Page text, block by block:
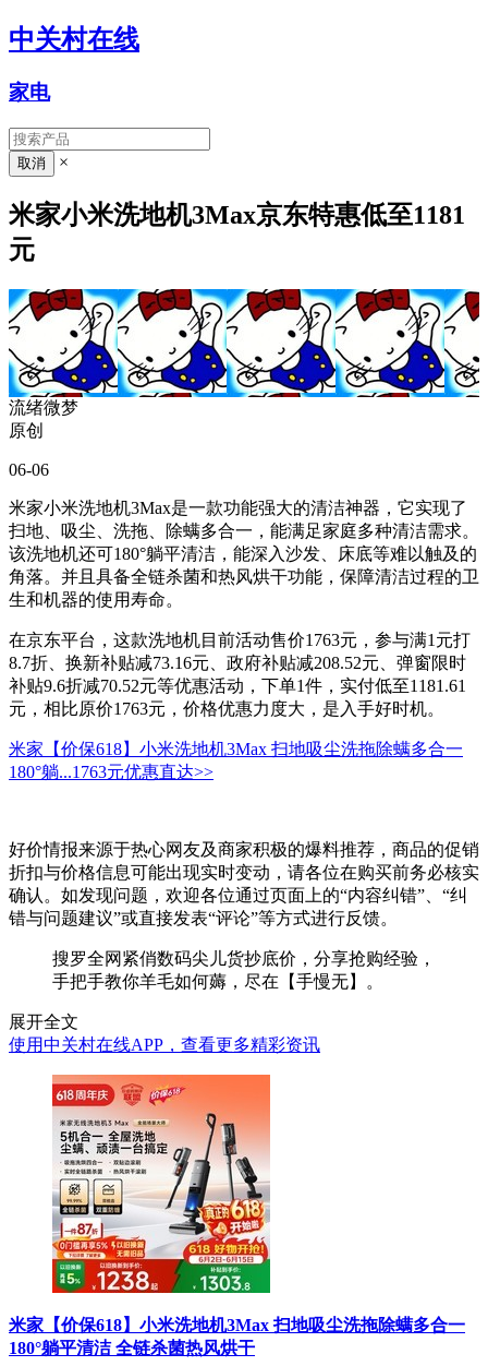
中关村在线
家电
×
米家小米洗地机3Max京东特惠低至1181
元
流绪微梦
原创
06-06
米家小米洗地机3Max是一款功能强大的清洁神器，它实现了
扫地、吸尘、洗拖、除螨多合一，能满足家庭多种清洁需求。
该洗地机还可180°躺平清洁，能深入沙发、床底等难以触及的
角落。并且具备全链杀菌和热风烘干功能，保障清洁过程的卫
生和机器的使用寿命。
在京东平台，这款洗地机目前活动售价1763元，参与满1元打
8.7折、换新补贴减73.16元、政府补贴减208.52元、弹窗限时
补贴9.6折减70.52元等优惠活动，下单1件，实付低至1181.61
元，相比原价1763元，价格优惠力度大，是入手好时机。
米家【价保618】小米洗地机3Max 扫地吸尘洗拖除螨多合一
180°躺...1763元优惠直达>>
好价情报来源于热心网友及商家积极的爆料推荐，商品的促销
折扣与价格信息可能出现实时变动，请各位在购买前务必核实
确认。如发现问题，欢迎各位通过页面上的“内容纠错”、“纠
错与问题建议”或直接发表“评论”等方式进行反馈。
搜罗全网紧俏数码尖儿货抄底价，分享抢购经验，
手把手教你羊毛如何薅，尽在【手慢无】。
展开全文
使用中关村在线APP，查看更多精彩资讯
米家【价保618】小米洗地机3Max 扫地吸尘洗拖除螨多合一
180°躺平清洁 全链杀菌热风烘干